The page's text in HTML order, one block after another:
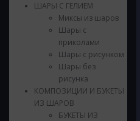
ШАРЫ С ГЕЛИЕМ
Миксы из шаров
Шары с
приколами
Шары с рисунком
Шары без
рисунка
КОМПОЗИЦИИ И БУКЕТЫ
ИЗ ШАРОВ
БУКЕТЫ ИЗ